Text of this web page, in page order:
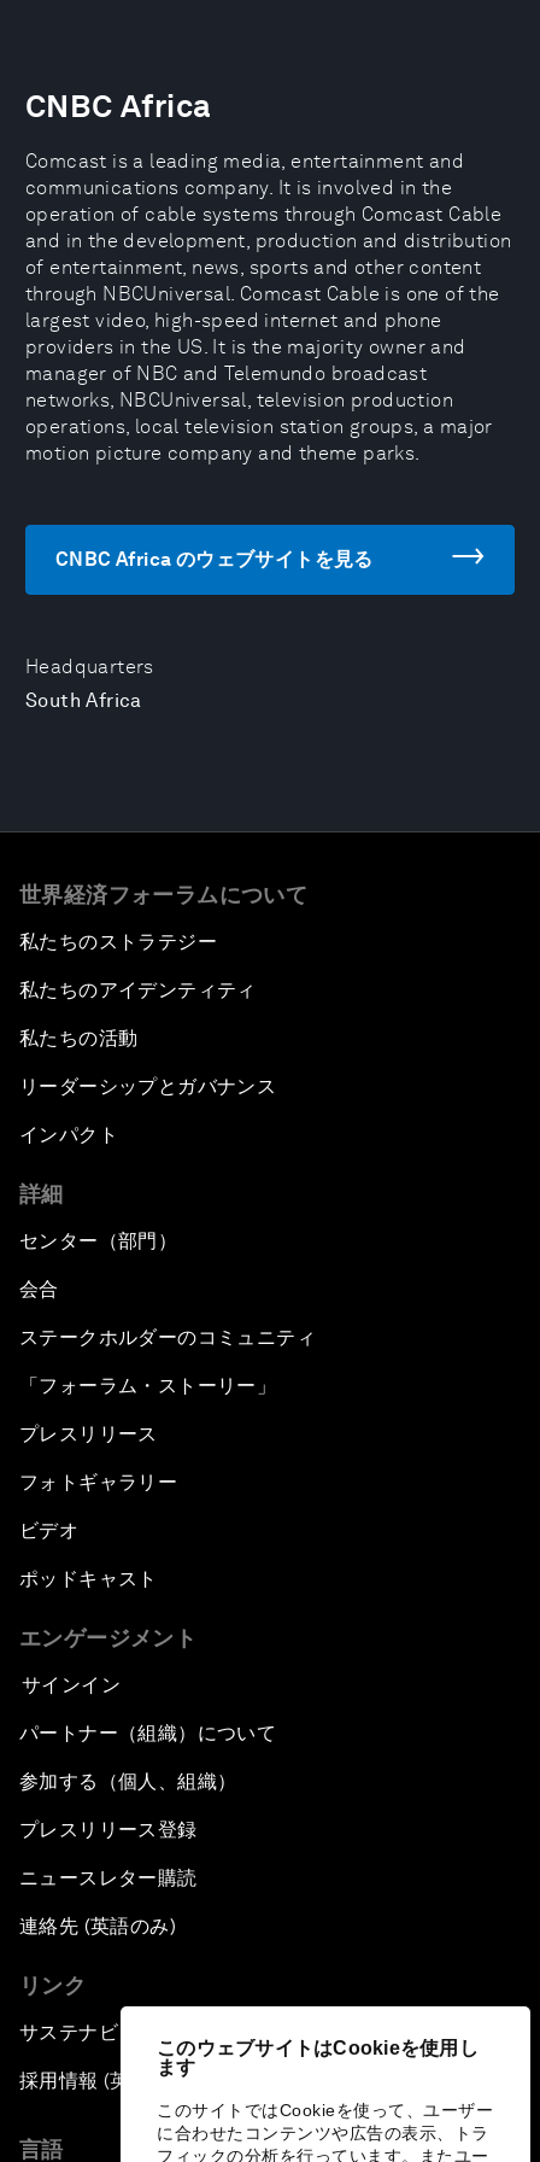
このウェブサイトはCookieを使用し
ます
このサイトではCookieを使って、ユーザー
に合わせたコンテンツや広告の表示、トラ
フィックの分析を行っています。またユー
Headquarters
South Africa
CNBC Africa
Comcast is a leading media, entertainment and
communications company. It is involved in the
operation of cable systems through Comcast Cable
and in the development, production and distribution
of entertainment, news, sports and other content
through NBCUniversal. Comcast Cable is one of the
largest video, high-speed internet and phone
providers in the US. It is the majority owner and
manager of NBC and Telemundo broadcast
networks, NBCUniversal, television production
operations, local television station groups, a major
motion picture company and theme parks.
CNBC Africa のウェブサイトを見る
世界経済フォーラムについて
私たちのストラテジー
私たちのアイデンティティ
私たちの活動
リーダーシップとガバナンス
インパクト
詳細
センター（部門）
会合
ステークホルダーのコミュニティ
「フォーラム・ストーリー」
プレスリリース
フォトギャラリー
ビデオ
ポッドキャスト
エンゲージメント
サインイン
パートナー（組織）について
参加する（個人、組織）
プレスリリース登録
ニュースレター購読
連絡先 (英語のみ)
リンク
サステナビリティへの取り組み
採用情報 (英語のみ)
言語